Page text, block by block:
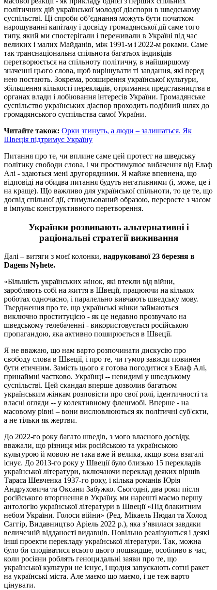
політичних дій української молодої діаспори в шведському
суспільстві. Ці спроби об’єднання можуть бути початком
нарощуванні капіталу і досвіду громадянської дії саме того
типу, який ми спостерігали і переживали в Україні під час
великих і малих Майданів, між 1991-м і 2022-м роками. Саме
так транснаціональна спільнота багатьох індивідів
перетворюється на спільноту політичну, в найширшому
значенні цього слова, щоб вирішувати ті завдання, які перед
нею постають. Зокрема, розширення української культури,
збільшення кількості перекладів, отримання представництва в
органах влади і лобіювання інтересів України. Громадянське
суспільство українських діаспор проходить подібний шлях до
громадянського суспільства самої України.
Читайте також: Орки згинуть, а люди – залишаться. Як
Швеція підтримує Україну
Питання про те, чи вплине саме цей протест на шведську
політику свободи слова, і чи простимулює вибачення від Елаф
Алі - здаються мені другорядними. Я майже впевнена, що
відповіді на обидва питання будуть негативними (і, може, це і
на краще). Що важливо для української спільноти, то це те, що
досвід спільної дії, стимульований образою, переросте з часом
в імпульс конструктивного перетворення.
Українки розвивають альтернативні і
раціональні стратегії виживання
Далі – витяги з моєї колонки, надрукованої 23 березня в
Dagens Nyhete.
«Більшість українських жінок, які втекли від війни,
заробляють собі на життя в Швеції, працюючи на кількох
роботах одночасно, і паралельно вивчають шведську мову.
Твердження про те, що українські жінки займаються
виключно проституцією - як це недавно прозвучало на
шведському телебаченні - використовується російською
пропагандою, яка активно поширюється в Швеції.
Я не вважаю, що нам варто розпочинати дискусію про
свободу слова в Швеції, і про те, чи гумор завжди повинен
бути етичним. Замість цього я готова погодитися з Елаф Алі,
принаймні частково. Українці -- невидимі у шведському
суспільстві. Цей скандал вперше дозволив багатьом
українським жінкам розповісти про свої ролі, ідентичності та
власні огляди -- у колективному флешмобі. Вперше - на
масовому рівні – вони вислювлюються як політичні суб'єкти,
а не тільки як жертви.
До 2022-го року багато шведів, з мого власного досвіду,
вважали, що різниця між російською та українською
культурою й мовою не така вже й велика, якщо вона взагалі
існує. До 2013-го року у Швеції було близько 15 перекладів
української літератури, включаючи переклад деяких віршів
Тараса Шевченка 1937-го року, і кілька романів Юрія
Андруховича та Оксани Забужко. Сьогодні, два роки після
російського вторгнення в Україну, ми нарешті маємо першу
антологію української літератури в Швеції «Під блакитним
небом України. Голоси війни» (Ред. Мікаель Нюдал та Холод
Саггір, Видавництво Аріель 2022 р.), яка з’явилася завдяки
величезній відданості видавців. Повільно реалізуються і деякі
інші проекти перекладу української літератури. Так, можна
було би сподіватися всього цього пошвидше, особливо в час,
коли росіяни роблять геноцидальні заяви про те, що
української культури не існує, і щодня запускають сотні ракет
на українські міста. Але маємо що маємо, і це теж варто
цінувати.